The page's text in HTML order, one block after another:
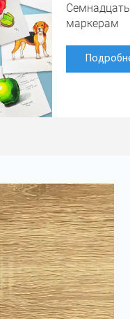
маркерам